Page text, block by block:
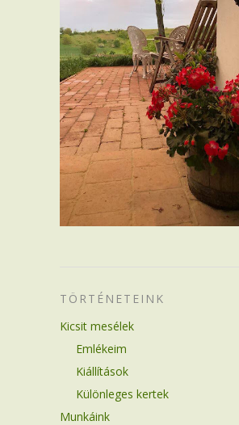
TÖRTÉNETEINK
Kicsit mesélek
Emlékeim
Kiállítások
Különleges kertek
Munkáink